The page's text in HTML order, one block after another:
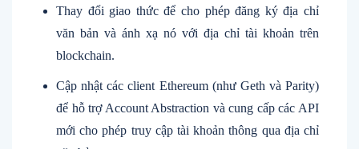
Thay đổi giao thức để cho phép đăng ký địa chỉ
văn bản và ánh xạ nó với địa chỉ tài khoản trên
blockchain.
Cập nhật các client Ethereum (như Geth và Parity)
để hỗ trợ Account Abstraction và cung cấp các API
mới cho phép truy cập tài khoản thông qua địa chỉ